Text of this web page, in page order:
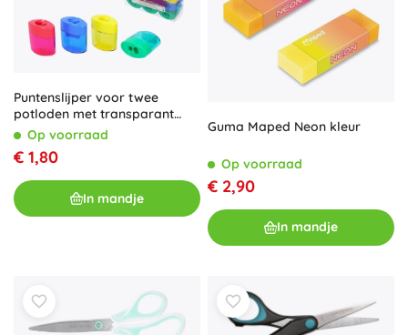
Puntenslijper voor twee
potloden met transparant
reservoir
Op voorraad
€ 1,80
In mandje
Guma Maped Neon kleur
Op voorraad
€ 2,90
In mandje